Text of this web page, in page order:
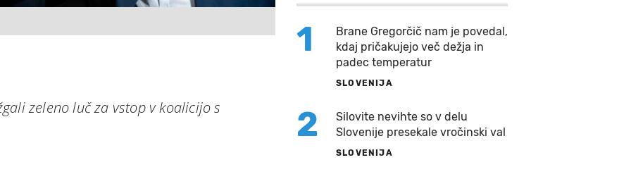
zeleno luč za vstop v koalicijo s
1
Brane Gregorčič nam je povedal,
kdaj pričakujejo več dežja in
padec temperatur
SLOVENIJA
2
Silovite nevihte so v delu
Slovenije presekale vročinski val
SLOVENIJA